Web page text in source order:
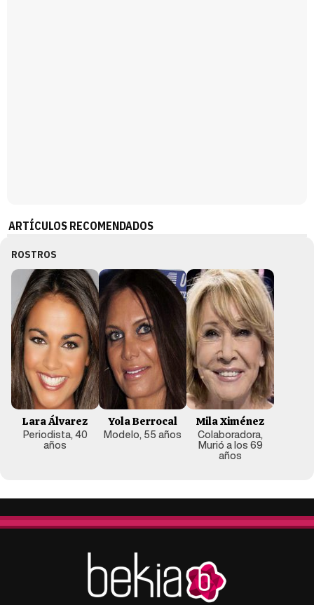
ARTÍCULOS RECOMENDADOS
ROSTROS
Lara Álvarez
Periodista, 40
años
Yola Berrocal
Modelo, 55 años
Mila Ximénez
Colaboradora,
Murió a los 69
años